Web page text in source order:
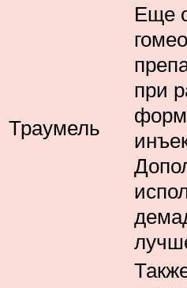
Траумель
Еще
при